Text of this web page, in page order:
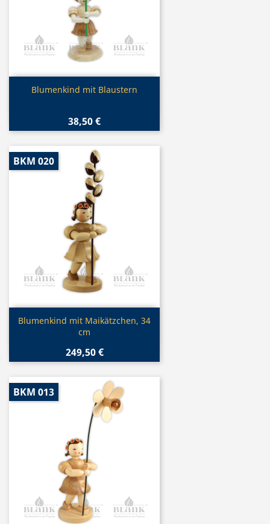
Vorschau
Blumenkind mit Blaustern
38,50 €
 Vorschau
Blumenkind mit Maikätzchen, 34
cm
249,50 €
BKM 020
BKM 013